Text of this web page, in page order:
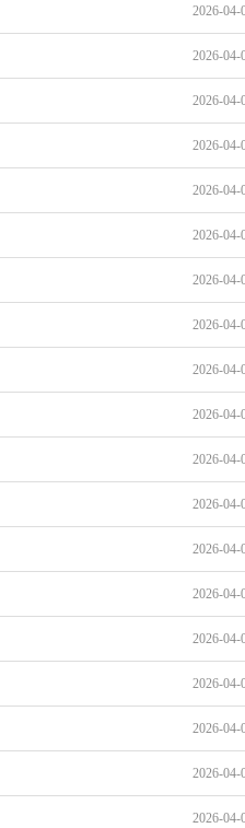
2026-04-
2026-04-
2026-04-
2026-04-
2026-04-
2026-04-
2026-04-
2026-04-
2026-04-
2026-04-
2026-04-
2026-04-
2026-04-
2026-04-
2026-04-
2026-04-
2026-04-
2026-04-
2026-04-